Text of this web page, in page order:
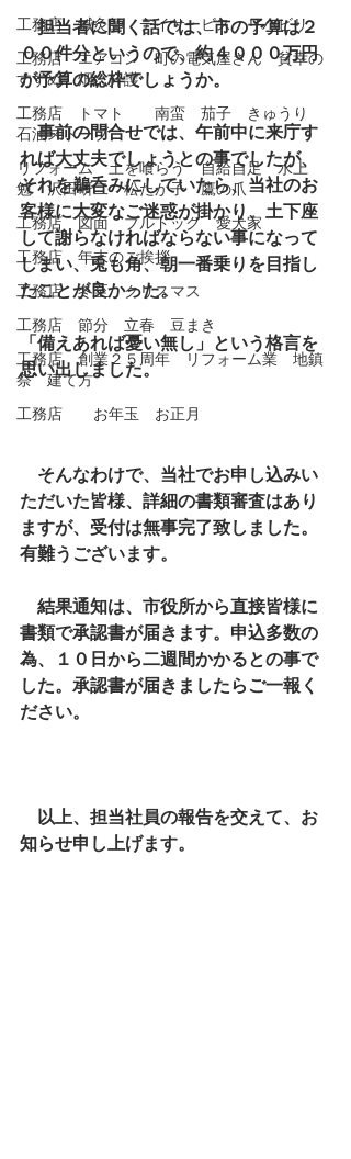
工務店 鍼灸師 デイサービス リハビリ
工務店 エアコン 町の電気屋さん 貧幸の
すすめ 畑 介護
工務店 トマト 南蛮 茄子 きゅうり
石油ストーブ
リフォーム 土を喰らう 自給自足 水上
勉 沢田研二 松たか子 鷹の爪
工務店 図面 ブルドック 愛犬家
工務店 年末のご挨拶
工務店 冬至 クリスマス
工務店 節分 立春 豆まき
工務店 創業２５周年 リフォーム業 地鎮
祭 建て方
工務店 お年玉 お正月
担当者に聞く話では、市の予算は２
００件分というので、約４０００万円
が予算の総枠でしょうか。
事前の問合せでは、午前中に来庁す
れば大丈夫でしょうとの事でしたが、
それを鵜呑みにしていたら、当社のお
客様に大変なご迷惑が掛かり、土下座
して謝らなければならない事になって
しまい、兎も角、朝一番乗りを目指し
たことが良かった。
「備えあれば憂い無し」という格言を
思い出しました。
そんなわけで、当社でお申し込みい
ただいた皆様、詳細の書類審査はあり
ますが、受付は無事完了致しました。
有難うございます。
結果通知は、市役所から直接皆様に
書類で承認書が届きます。申込多数の
為、１０日から二週間かかるとの事で
した。承認書が届きましたらご一報く
ださい。
以上、担当社員の報告を交えて、お
知らせ申し上げます。